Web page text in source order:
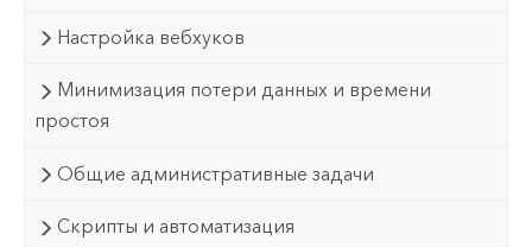
Настройка вебхуков
Минимизация потери данных и времени
простоя
Общие административные задачи
Скрипты и автоматизация